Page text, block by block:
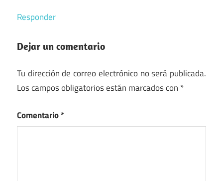
Responder
Dejar un comentario
Tu dirección de correo electrónico no será publicada.
Los campos obligatorios están marcados con *
Comentario*